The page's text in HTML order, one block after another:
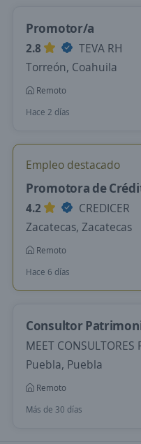
Promotor/a
2.8
TEVA RH
Torreón, Coahuila
Remoto
Hace 2 días
Empleo destacado
Promotora de
4.2
CREDICER
Zacatecas, Zacatecas
Remoto
Hace 6 días
Consultor
MEET CONSULTORES
Puebla, Puebla
Remoto
Más de 30 días